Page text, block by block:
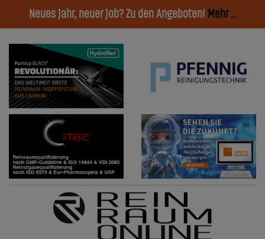
Neues Jahr, neuer Job? Zu den Angeboten! Mehr ...